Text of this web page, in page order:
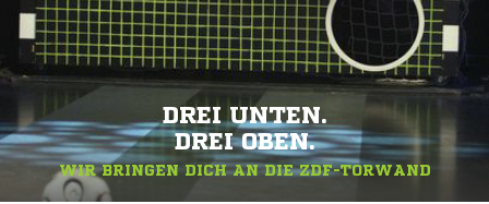
DREI UNTEN.
DREI OBEN.
WIR BRINGEN DICH AN DIE ZDF-TORWAND